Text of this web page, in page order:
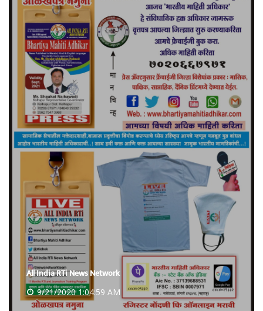
All India RTi News Network
9/21/2020 1:04:59 AM